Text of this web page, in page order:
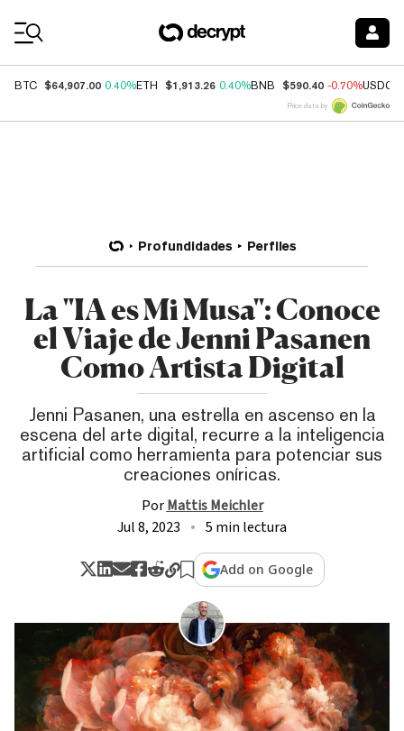
BTC $64,907.00 0.40%ETH $1,913.26 0.40%BNB $590.40 -0.70%USDC
Price data by
Profundidades Perfiles
La "IA es Mi Musa": Conoce
el Viaje de Jenni Pasanen
Como Artista Digital
Jenni Pasanen, una estrella en ascenso en la
escena del arte digital, recurre a la inteligencia
artificial como herramienta para potenciar sus
creaciones oníricas.
Por Mattis Meichler
Jul 8, 2023
5 min lectura
Add on Google